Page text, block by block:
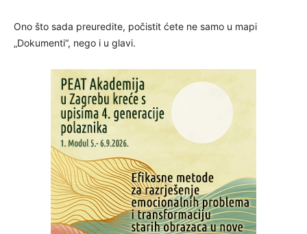
Ono što sada preuredite, počistit ćete ne samo u mapi
„Dokumenti“, nego i u glavi.